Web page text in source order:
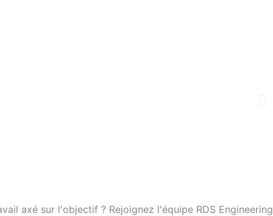
axé sur l'objectif ? Rejoignez l'équipe RDS Engineering